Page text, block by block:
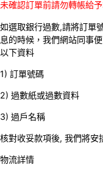
未確認訂單前請勿轉帳給
如選取銀行過數,請將訂
息的時候，我們網站同事
以下資料
1) 訂單號碼
2) 過數紙或過數資料
3) 過戶名稱
核對收妥款項後, 我們將安
物流詳情